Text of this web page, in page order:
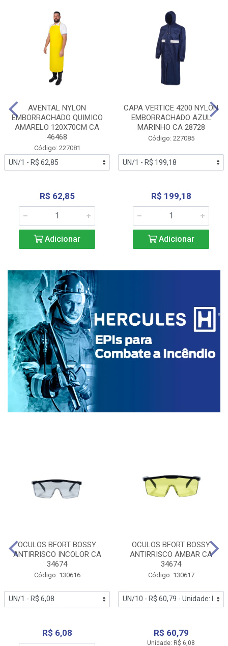
AVENTAL NYLON
EMBORRACHADO QUIMICO
AMARELO 120X70CM CA
46468
Código: 227081
R$ 62,85
Adicionar
CAPA VERTICE 4200 NYLON
EMBORRACHADO AZUL
MARINHO CA 28728
Código: 227085
R$ 199,18
Adicionar
OCULOS BFORT BOSSY
ANTIRRISCO INCOLOR CA
34674
Código: 130616
R$ 6,08
OCULOS BFORT BOSSY
ANTIRRISCO AMBAR CA
34674
Código: 130617
R$ 60,79
Unidade: R$ 6,08